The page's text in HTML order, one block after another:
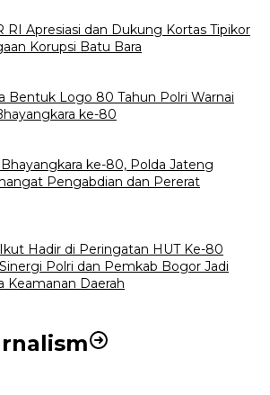
RI Apresiasi dan Dukung Kortas Tipikor
Korupsi Batu Bara
Bentuk Logo 80 Tahun Polri Warnai
ke-80
ke-80, Polda Jateng
Pengabdian dan Pererat
Hadir di Peringatan HUT Ke-80
Polri dan Pemkab Bogor Jadi
Keamanan Daerah